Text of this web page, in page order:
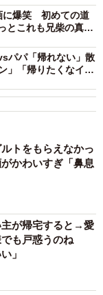
画像提供：じぇいた
）によると、こ
準備を始めると
んなりと装着さ
、じぇいたろう
ろが、さきほど
ぇいたろうくん
に爆笑 初めての道
とこれも兄柴の真
パパ「帰れない」散
」「帰りたくなイー
トをもらえなかっ
かわいすぎ「鼻息
主が帰宅すると→愛
も戸惑うのね
」